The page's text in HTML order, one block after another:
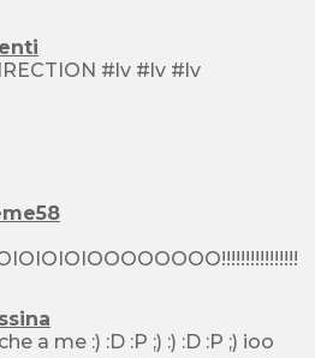
i love ONE DIRECTION #lv #lv #lv
;) :) :D :P ;) ioo